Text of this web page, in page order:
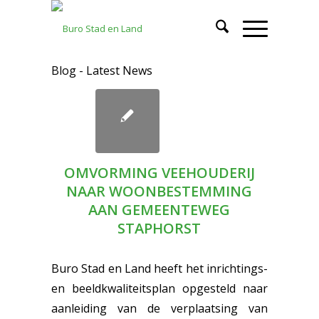
Blog - Latest News
OMVORMING VEEHOUDERIJ
NAAR WOONBESTEMMING
AAN GEMEENTEWEG
STAPHORST
Buro Stad en Land heeft het inrichtings-
en beeldkwaliteitsplan opgesteld naar
aanleiding van de verplaatsing van